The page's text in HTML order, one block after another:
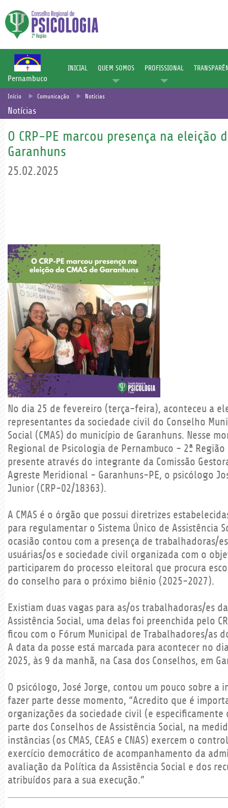
Pernambuco
INICIAL QUEM SOMOS PROFISSIONAL
Início Comunicação Notícias
Notícias
O CRP-PE marcou presença na eleição
Garanhuns
25.02.2025
No dia 25 de fevereiro (terça-feira), aconteceu a
representantes da sociedade civil do Conselho
Social (CMAS) do município de Garanhuns. Nesse
Regional de Psicologia de Pernambuco - 2ª Região
presente através do integrante da Comissão
Agreste Meridional - Garanhuns-PE, o psicólogo
Junior (CRP-02/18363).
A CMAS é o órgão que possui diretrizes
para regulamentar o Sistema Único de Assistência
ocasião contou com a presença de trabalhadoras/es
usuárias/os e sociedade civil organizada com o
participarem do processo eleitoral que procura
do conselho para o próximo biênio (2025-2027).
Existiam duas vagas para as/os trabalhadoras/es
Assistência Social, uma delas foi preenchida pelo
ficou com o Fórum Municipal de Trabalhadores/as do
A data da posse está marcada para acontecer no
2025, às 9 da manhã, na Casa dos Conselhos, em
O psicólogo, José Jorge, contou um pouco sobre a
fazer parte desse momento, “Acredito que é
organizações da sociedade civil (e especificamente
parte dos Conselhos de Assistência Social, na
instâncias (os CMAS, CEAS e CNAS) exercem o
exercício democrático de acompanhamento da
avaliação da Política da Assistência Social e dos
atribuídos para a sua execução.”